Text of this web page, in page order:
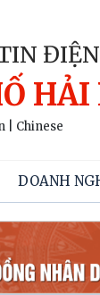
HẢI
Chinese
DOANH